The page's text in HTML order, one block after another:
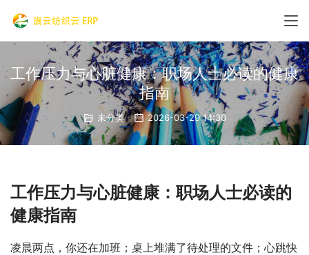
工作压力与心脏健康：职场人士必读的健康
指南
未分类 2026-03-29 14:30
工作压力与心脏健康：职场人士必读的
健康指南
凌晨两点，你还在加班；桌上堆满了待处理的文件；心跳快